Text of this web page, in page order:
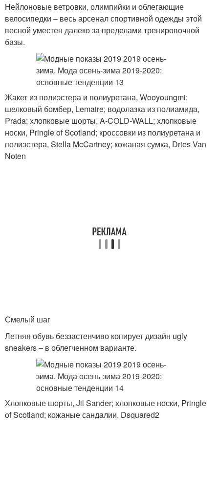
Нейлоновые ветровки, олимпийки и облегающие
велосипедки – весь арсенал спортивной одежды этой
весной уместен далеко за пределами тренировочной
базы.
Жакет из полиэстера и полиуретана, Wooyoungmi;
шелковый бомбер, Lemaire; водолазка из полиамида,
Prada; хлопковые шорты, A-COLD-WALL; хлопковые
носки, Pringle of Scotland; кроссовки из полиуретана и
полиэстера, Stella McCartney; кожаная сумка, Dries Van
Noten
Смелый шаг
Летняя обувь беззастенчиво копирует дизайн ugly
sneakers – в облегченном варианте.
Хлопковые шорты, Jil Sander; хлопковые носки, Pringle
of Scotland; кожаные сандалии, Dsquared2